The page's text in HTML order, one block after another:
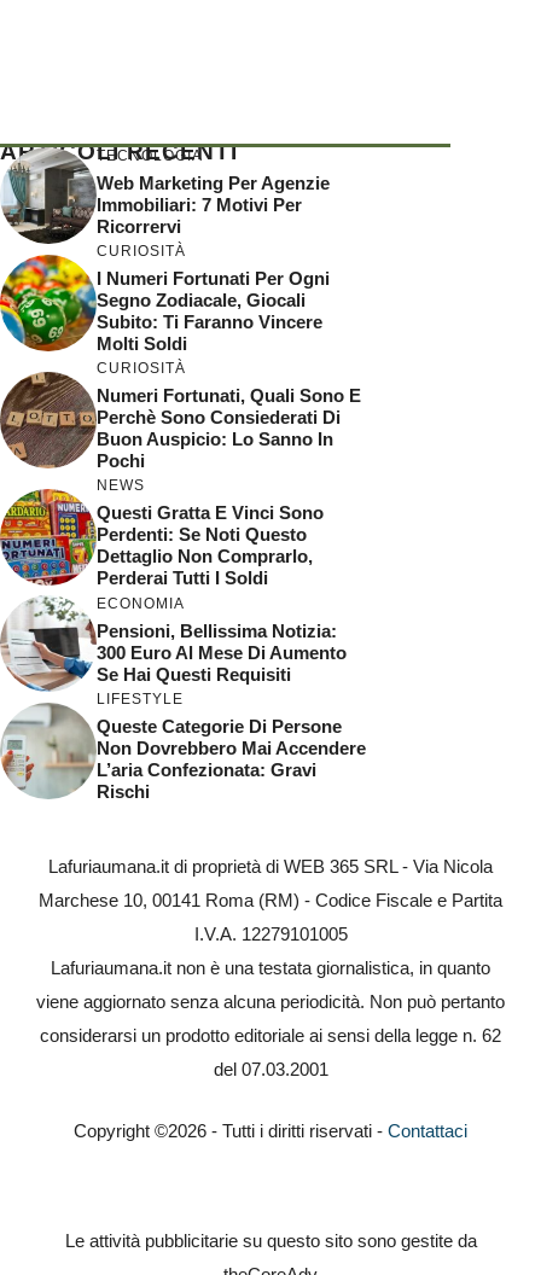
ARTICOLI RECENTI
TECNOLOGIA
Web Marketing Per Agenzie
Immobiliari: 7 Motivi Per
Ricorrervi
CURIOSITÀ
I Numeri Fortunati Per Ogni
Segno Zodiacale, Giocali
Subito: Ti Faranno Vincere
Molti Soldi
CURIOSITÀ
Numeri Fortunati, Quali Sono E
Perchè Sono Consiederati Di
Buon Auspicio: Lo Sanno In
Pochi
NEWS
Questi Gratta E Vinci Sono
Perdenti: Se Noti Questo
Dettaglio Non Comprarlo,
Perderai Tutti I Soldi
ECONOMIA
Pensioni, Bellissima Notizia:
300 Euro Al Mese Di Aumento
Se Hai Questi Requisiti
LIFESTYLE
Queste Categorie Di Persone
Non Dovrebbero Mai Accendere
L’aria Confezionata: Gravi
Rischi
Lafuriaumana.it di proprietà di WEB 365 SRL - Via Nicola
Marchese 10, 00141 Roma (RM) - Codice Fiscale e Partita
I.V.A. 12279101005
Lafuriaumana.it non è una testata giornalistica, in quanto
viene aggiornato senza alcuna periodicità. Non può pertanto
considerarsi un prodotto editoriale ai sensi della legge n. 62
del 07.03.2001
Copyright ©2026 - Tutti i diritti riservati - Contattaci
Le attività pubblicitarie su questo sito sono gestite da